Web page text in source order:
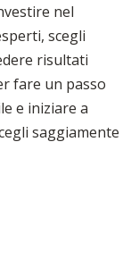
nel
scegli
risultati
fare un passo
e iniziare a
saggiamente